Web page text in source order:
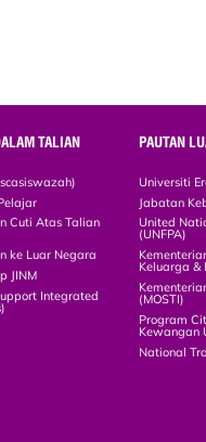
TALIAN
Cuti Atas Talian
ke Luar Negara
JINM
Integrated
PAUTAN
Universiti
Jabatan
United
(UNFPA)
Keluarga &
(MOSTI)
Program
Kewangan
National